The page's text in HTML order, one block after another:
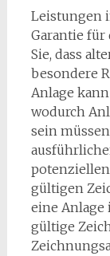
Leistungen
Garantie
Sie, dass
besondere
Anlage
wodurch
sein
gültigen
eine Anlage
gültige